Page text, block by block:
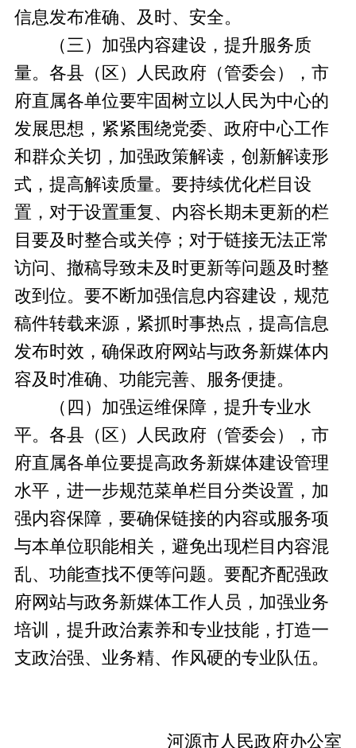
信息发布准确、及时、安全。
（三）加强内容建设，提升服务质
量。各县（区）人民政府（管委会），市
府直属各单位要牢固树立以人民为中心的
发展思想，紧紧围绕党委、政府中心工作
和群众关切，加强政策解读，创新解读形
式，提高解读质量。要持续优化栏目设
置，对于设置重复、内容长期未更新的栏
目要及时整合或关停；对于链接无法正常
访问、撤稿导致未及时更新等问题及时整
改到位。要不断加强信息内容建设，规范
稿件转载来源，紧抓时事热点，提高信息
发布时效，确保政府网站与政务新媒体内
容及时准确、功能完善、服务便捷。
（四）加强运维保障，提升专业水
平。各县（区）人民政府（管委会），市
府直属各单位要提高政务新媒体建设管理
水平，进一步规范菜单栏目分类设置，加
强内容保障，要确保链接的内容或服务项
与本单位职能相关，避免出现栏目内容混
乱、功能查找不便等问题。要配齐配强政
府网站与政务新媒体工作人员，加强业务
培训，提升政治素养和专业技能，打造一
支政治强、业务精、作风硬的专业队伍。
河源市人民政府办公室